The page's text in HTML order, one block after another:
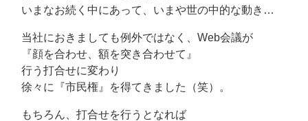
いまなお続く中にあって、いまや世の中的な動き…
当社におきましても例外ではなく、Web会議が
『顔を合わせ、額を突き合わせて』
行う打合せに変わり
徐々に『市民権』を得てきました（笑）。
もちろん、打合せを行うとなれば